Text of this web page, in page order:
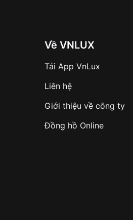
Về VNLUX
Tải App VnLux
Liên hệ
Giới thiệu về công ty
Đồng hồ Online